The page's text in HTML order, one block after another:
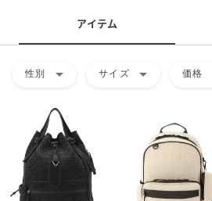
アイテム
性別 arrow_drop_down サイズ arrow_drop_down 価格